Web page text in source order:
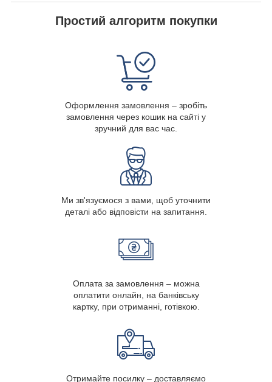
Простий алгоритм покупки
Оформлення замовлення – зробіть
замовлення через кошик на сайті у
зручний для вас час.
Ми зв'язуємося з вами, щоб уточнити
деталі або відповісти на запитання.
Оплата за замовлення – можна
оплатити онлайн, на банківську
картку, при отриманні, готівкою.
Отримайте посилку – доставляємо